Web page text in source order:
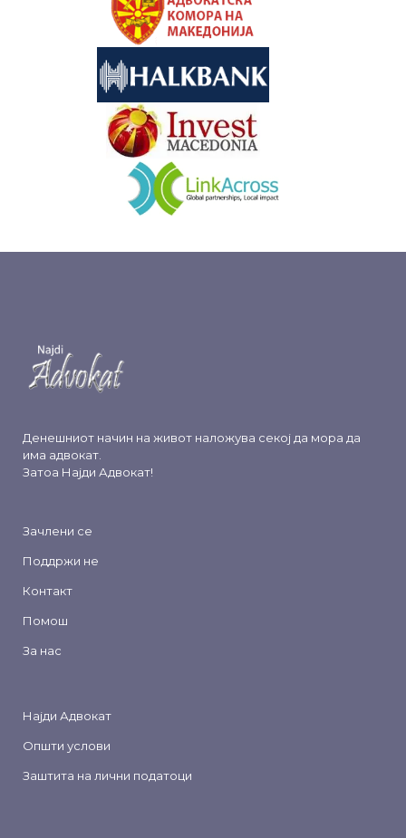
Денешниот начин на живот наложува секој да мора да
има адвокат.
Затоа Најди Адвокат!
Зачлени се
Поддржи не
Контакт
Помош
За нас
Најди Адвокат
Општи услови
Заштита на лични податоци